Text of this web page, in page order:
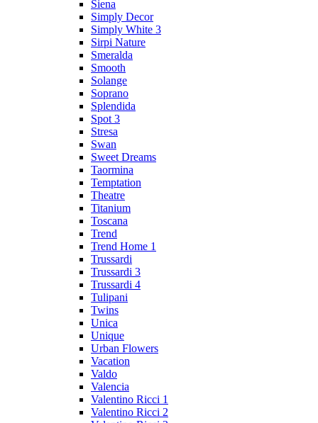
Siena
Simply Decor
Simply White 3
Sirpi Nature
Smeralda
Smooth
Solange
Soprano
Splendida
Spot 3
Stresa
Swan
Sweet Dreams
Taormina
Temptation
Theatre
Titanium
Toscana
Trend
Trend Home 1
Trussardi
Trussardi 3
Trussardi 4
Tulipani
Twins
Unica
Unique
Urban Flowers
Vacation
Valdo
Valencia
Valentino Ricci 1
Valentino Ricci 2